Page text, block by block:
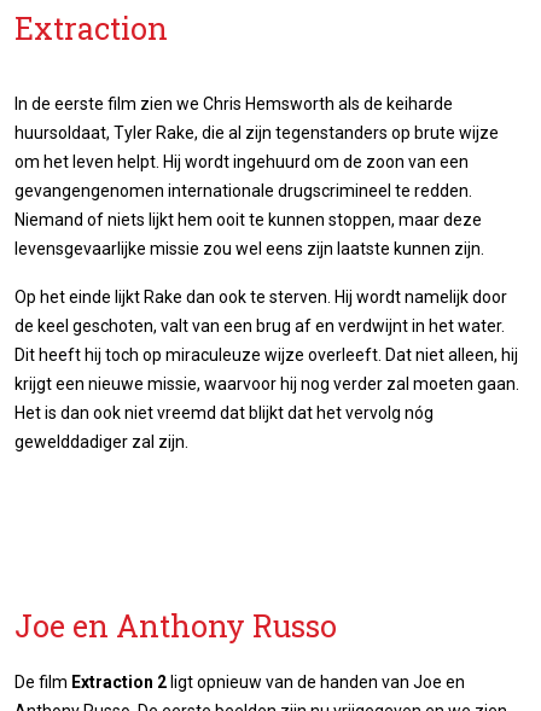
Extraction
In de eerste film zien we Chris Hemsworth als de keiharde
huursoldaat, Tyler Rake, die al zijn tegenstanders op brute wijze
om het leven helpt. Hij wordt ingehuurd om de zoon van een
gevangengenomen internationale drugscrimineel te redden.
Niemand of niets lijkt hem ooit te kunnen stoppen, maar deze
levensgevaarlijke missie zou wel eens zijn laatste kunnen zijn.
Op het einde lijkt Rake dan ook te sterven. Hij wordt namelijk door
de keel geschoten, valt van een brug af en verdwijnt in het water.
Dit heeft hij toch op miraculeuze wijze overleeft. Dat niet alleen, hij
krijgt een nieuwe missie, waarvoor hij nog verder zal moeten gaan.
Het is dan ook niet vreemd dat blijkt dat het vervolg nóg
gewelddadiger zal zijn.
Joe en Anthony Russo
De film Extraction 2 ligt opnieuw van de handen van Joe en